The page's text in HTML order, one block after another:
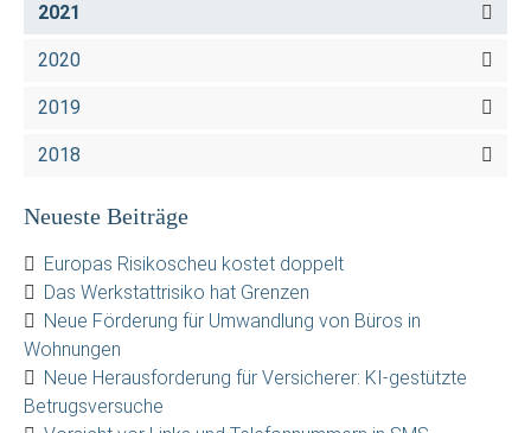
2021
2020
2019
2018
Neueste Beiträge
Europas Risikoscheu kostet doppelt
Das Werkstattrisiko hat Grenzen
Neue Förderung für Umwandlung von Büros in
Wohnungen
Neue Herausforderung für Versicherer: KI-gestützte
Betrugsversuche